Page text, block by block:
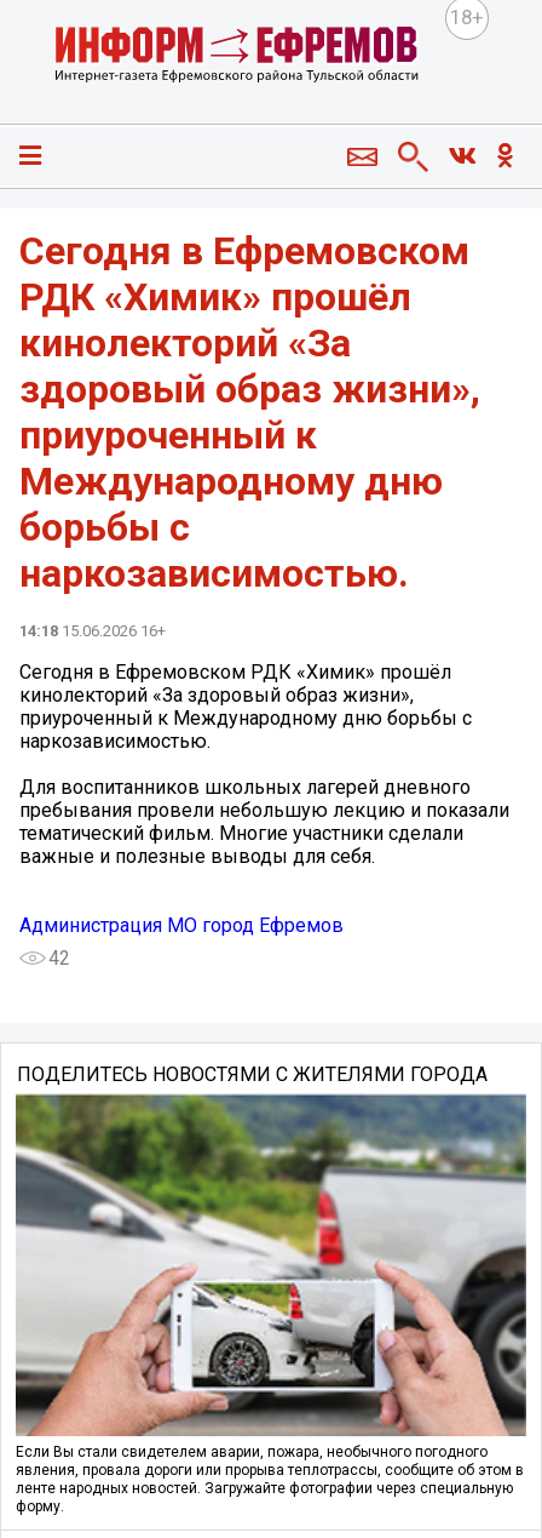
18+
Сегодня в Ефремовском
РДК «Химик» прошёл
кинолекторий «За
здоровый образ жизни»,
приуроченный к
Международному дню
борьбы с
наркозависимостью.
14:18 15.06.2026 16+
Сегодня в Ефремовском РДК «Химик» прошёл
кинолекторий «За здоровый образ жизни»,
приуроченный к Международному дню борьбы с
наркозависимостью.
Для воспитанников школьных лагерей дневного
пребывания провели небольшую лекцию и показали
тематический фильм. Многие участники сделали
важные и полезные выводы для себя.
Администрация МО город Ефремов
42
ПОДЕЛИТЕСЬ НОВОСТЯМИ С ЖИТЕЛЯМИ ГОРОДА
Если Вы стали свидетелем аварии, пожара, необычного погодного
явления, провала дороги или прорыва теплотрассы, сообщите об этом в
ленте народных новостей. Загружайте фотографии через специальную
форму.